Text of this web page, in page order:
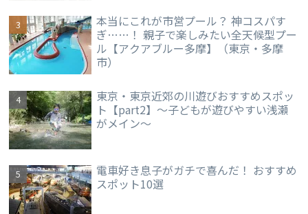
本当にこれが市営プール？ 神コスパす
ぎ……！ 親子で楽しみたい全天候型プー
ル【アクアブルー多摩】（東京・多摩
市）
東京・東京近郊の川遊びおすすめスポッ
ト【part2】～子どもが遊びやすい浅瀬
がメイン～
電車好き息子がガチで喜んだ！ おすすめ
スポット10選